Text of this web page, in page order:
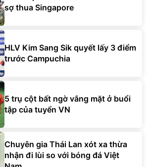
sợ thua Singapore
HLV Kim Sang Sik quyết lấy 3 điểm
trước Campuchia
5 trụ cột bất ngờ vắng mặt ở buổi
tập của tuyển VN
Chuyên gia Thái Lan xót xa thừa
nhận đi lùi so với bóng đá Việt